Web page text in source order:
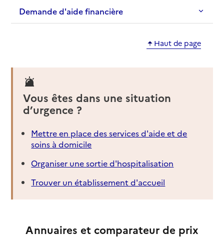
Demande d'aide financière
Haut de page
Vous êtes dans une situation
d’urgence ?
Mettre en place des services d'aide et de
soins à domicile
Organiser une sortie d'hospitalisation
Trouver un établissement d'accueil
Annuaires et comparateur de prix